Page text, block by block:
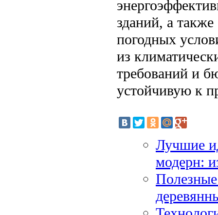
зданий, а
погодных
из
требований и
устойчивую к
Лучшие
модерн: